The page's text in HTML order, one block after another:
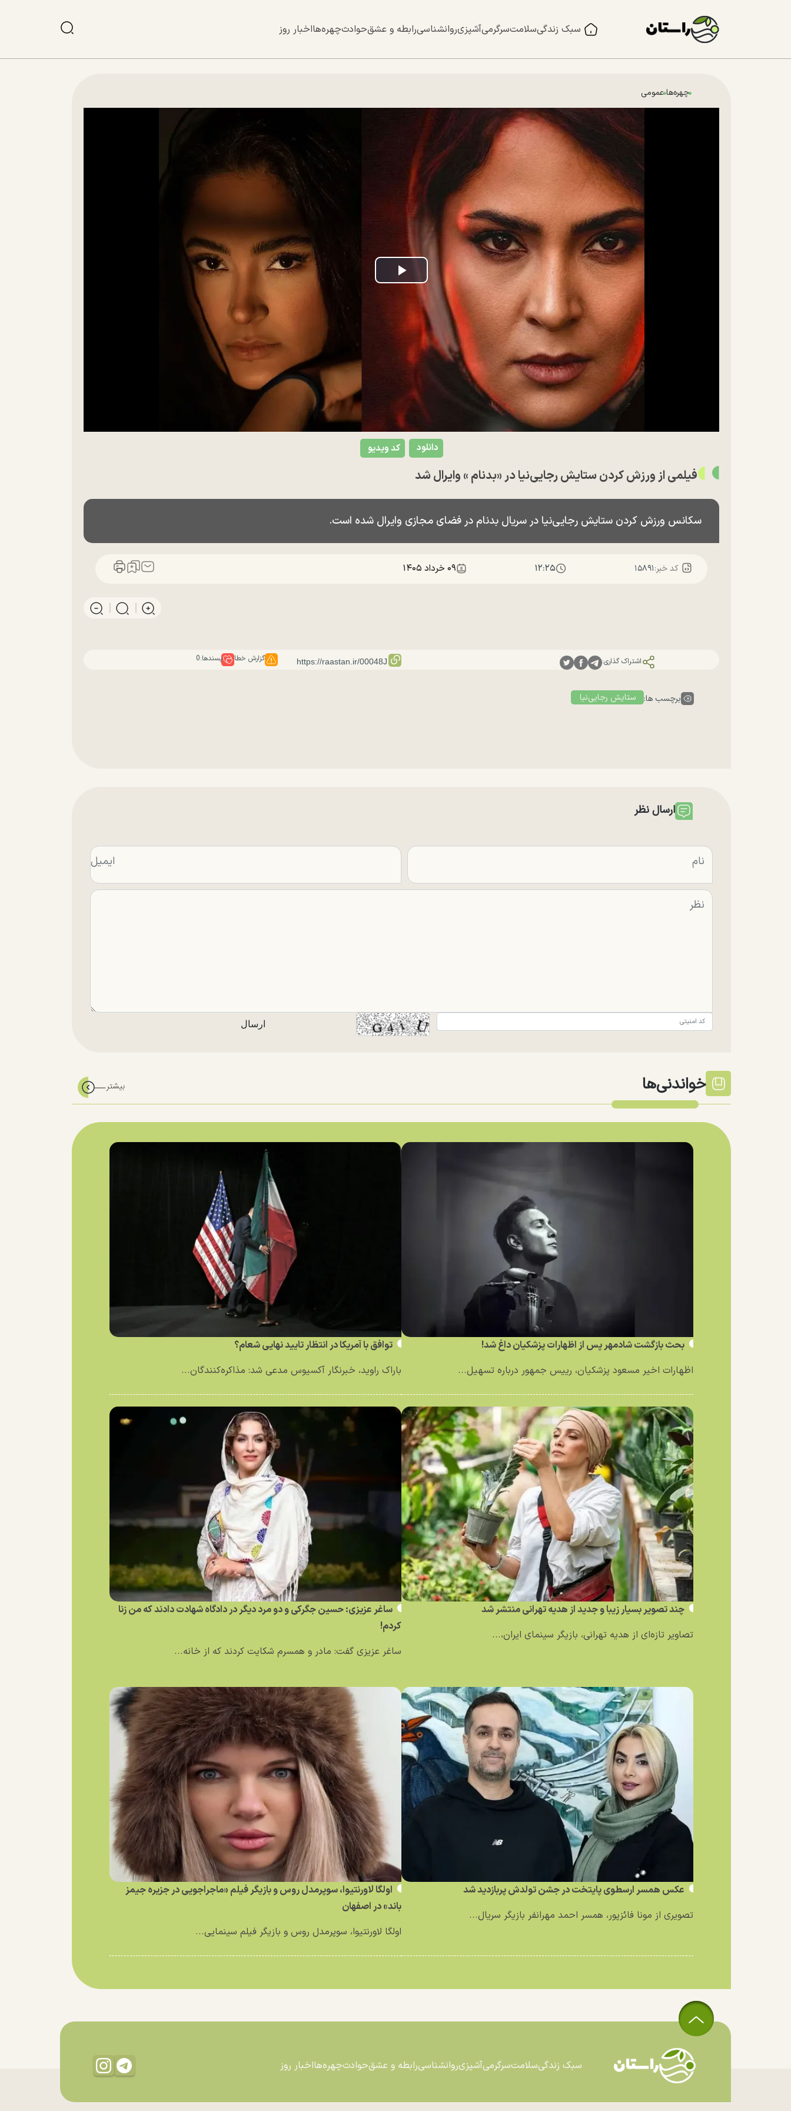
سبک زندگیسلامتسرگرمیآشپزیروانشناسیرابطه و عشقحوادثچهره‌هااخبار روز
چهره‌هاعمومی
Play
کد ویدیو دانلود
فیلمی از ورزش کردن ستایش رجایی‌نیا در «بدنام » وایرال شد
سکانس ورزش کردن ستایش رجایی‌نیا در سریال بدنام در فضای مجازی وایرال شده است.
کد خبر:۱۵۸۹۱ ۱۲:۲۵ ۰۹ خرداد ۱۴۰۵
اشتراک گذاری: گزارش خطا پسندها:0
برچسب ها: ستایش رجایی‌نیا
ارسال نظر
خواندنی‌ها
بحث بازگشت شادمهر پس از اظهارات پزشکیان داغ شد!
اظهارات اخیر مسعود پزشکیان، رییس جمهور درباره تسهیل...
توافق با آمریکا در انتظار تایید نهایی شعام؟
باراک راوید، خبرنگار آکسیوس مدعی شد: مذاکره‌کنندگان...
چند تصویر بسیار زیبا و جدید از هدیه تهرانی منتشر شد
تصاویر تازه‌ای از هدیه تهرانی، بازیگر سینمای ایران،...
ساغر عزیزی: حسین جگرکی و دو مرد دیگر در دادگاه شهادت دادند که من زنا
کردم!
ساغر عزیزی گفت: مادر و همسرم شکایت کردند که از خانه...
عکس همسر ارسطوی پایتخت در جشن تولدش پربازدید شد
تصویری از مونا فائزپور، همسر احمد مهرانفر بازیگر سریال...
اولگا لاورنتیوا، سوپرمدل روس و بازیگر فیلم «ماجراجویی در جزیره جیمز
باند» در اصفهان
اولگا لاورنتیوا، سوپرمدل روس و بازیگر فیلم سینمایی...
سبک زندگیسلامتسرگرمیآشپزیروانشناسیرابطه و عشقحوادثچهره‌هااخبار روز